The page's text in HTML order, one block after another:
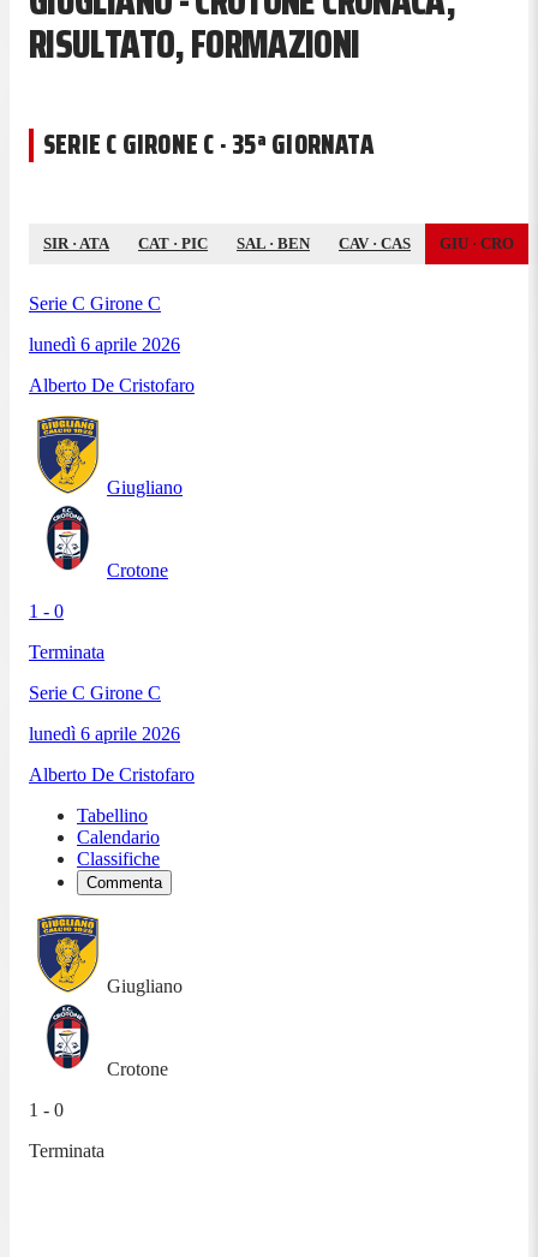
RISULTATO, FORMAZIONI
SERIE C GIRONE C · 35ª GIORNATA
SIR· ATA CAT · PIC SAL · BEN CAV· CAS GIU · CRO
Serie C Girone C
lunedì 6 aprile 2026
Alberto De Cristofaro
Giugliano
Crotone
1 - 0
Terminata
Serie C Girone C
lunedì 6 aprile 2026
Alberto De Cristofaro
Tabellino
Calendario
Classifiche
Commenta
Giugliano
Crotone
1 - 0
Terminata